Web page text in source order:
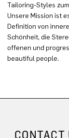
Tailoring-Styles
Unsere Mission ist
Definition von
Schönheit, die
offenen und
beautiful people.
CONTACT